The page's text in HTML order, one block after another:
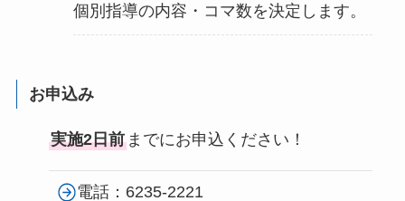
個別指導の内容・コマ数を決定します。
お申込み
実施2日前までにお申込ください！
電話：6235-2221